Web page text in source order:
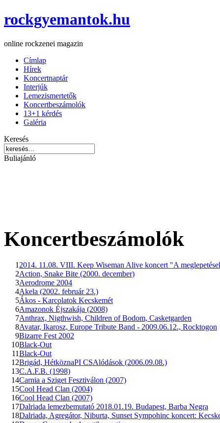
rockgyemantok.hu
online rockzenei magazin
Címlap
Hírek
Koncertnaptár
Interjúk
Lemezismertetők
Koncertbeszámolók
13+1 kérdés
Galéria
Keresés
Buliajánló
Koncertbeszámolók
1 2014. 11.08. VIII. Keep Wiseman Alive koncert "A
2Action, Snake Bite (2000. december)
3Aerodrome 2004
4Akela (2002. február 23.)
5Ákos - Karcolatok Kecskemét
6Amazonok Éjszakája (2008)
7Anthrax, Nigthwish, Children of Bodom, Casketgarden
8Avatar, Ikarosz, Europe Tribute Band - 2009.06.12., Rocktogon
9Bizarre Fest 2002
10Black-Out
11Black-Out
12Brigád, HétköznaPI CSAlódások (2006.09.08.)
13C.A.F.B. (1998)
14Carnia a Sziget Fesztiválon (2007)
15Cool Head Clan (2004)
16Cool Head Clan (2007)
17Dalriada lemezbemutató 2018.01.19. Budapest, Barba Negra
18Dalriada, Agregátor, Niburta, Sunset Sympohinc koncert: